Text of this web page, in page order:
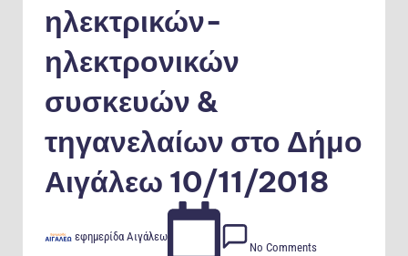
ηλεκτρικών-
ηλεκτρονικών
συσκευών &
τηγανελαίων στο Δήμο
Αιγάλεω 10/11/2018
by
εφημερίδα Αιγάλεω
No Comments